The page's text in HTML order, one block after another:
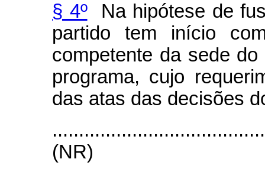
§ 4ºNa hipótese de
partido tem início
competente da sede
programa, cujo
das atas das decisões
(NR)